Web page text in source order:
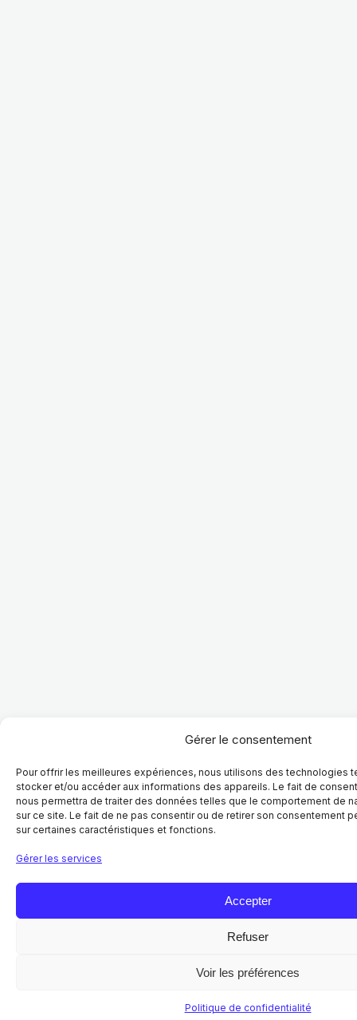
Gérer le consentement
Pour offrir les meilleures expériences, nous utilisons des technologies
stocker et/ou accéder aux informations des appareils. Le fait de
nous permettra de traiter des données telles que le comportement de
sur ce site. Le fait de ne pas consentir ou de retirer son consentement
sur certaines caractéristiques et fonctions.
Gérer les services
Accepter
Refuser
Voir les préférences
Politique de confidentialité